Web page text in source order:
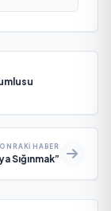
HABER
Sığınmak”